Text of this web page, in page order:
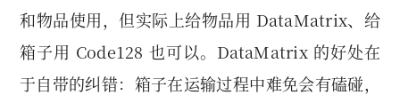
和物品使用，但实际上给物品用 DataMatrix、给
箱子用 Code128 也可以。DataMatrix 的好处在
于自带的纠错：箱子在运输过程中难免会有磕碰，